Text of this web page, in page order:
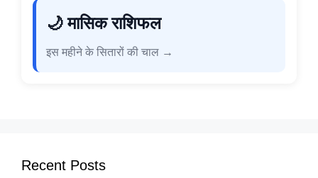
🌙 मासिक राशिफल
इस महीने के सितारों की चाल →
Recent Posts